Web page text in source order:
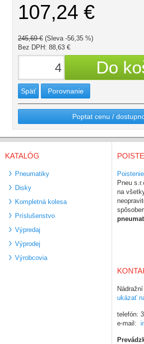
107,24 €
245,69 € (Sleva -56,35 %)
Bez DPH: 88,63 €
Späť Porovnanie
Poptat cenu /
KATALÓG
Pneumatiky
Disky
Kompletná kolesa
Príslušenstvo
Výpredaj
Výprodej
Výrobcovia
Pneu
na
ukázať
telefón:
e-mail: